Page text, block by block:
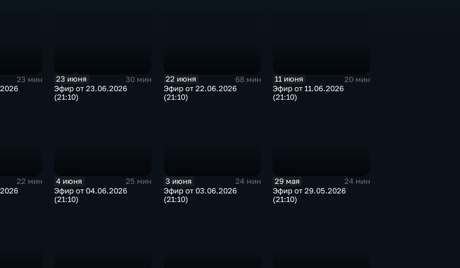
23 мин
23 июня
30 мин
Эфир от 23.06.2026
(21:10)
22 июня
68 мин
Эфир от 22.06.2026
(21:10)
11 июня
20 мин
Эфир от 11.06.2026
(21:10)
22 мин
4 июня
25 мин
Эфир от 04.06.2026
(21:10)
3 июня
24 мин
Эфир от 03.06.2026
(21:10)
29 мая
24 мин
Эфир от 29.05.2026
(21:10)